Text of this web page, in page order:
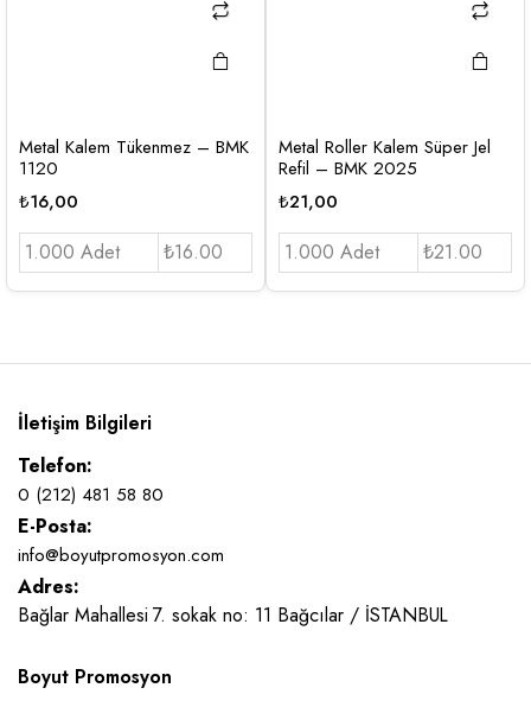
Metal Kalem Tükenmez – BMK
1120
₺16,00
1.000 Adet ₺16.00
Metal Roller Kalem Süper Jel
Refil – BMK 2025
₺21,00
1.000 Adet ₺21.00
İletişim Bilgileri
Telefon:
0 (212) 481 58 80
E-Posta:
info@boyutpromosyon.com
Adres:
Bağlar Mahallesi 7. sokak no: 11 Bağcılar / İSTANBUL
Boyut Promosyon